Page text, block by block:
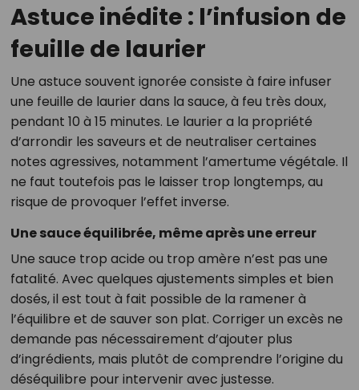
Astuce inédite : l’infusion de
feuille de laurier
Une astuce souvent ignorée consiste à faire infuser
une feuille de laurier dans la sauce, à feu très doux,
pendant 10 à 15 minutes. Le laurier a la propriété
d’arrondir les saveurs et de neutraliser certaines
notes agressives, notamment l’amertume végétale. Il
ne faut toutefois pas le laisser trop longtemps, au
risque de provoquer l’effet inverse.
Une sauce équilibrée, même après une erreur
Une sauce trop acide ou trop amère n’est pas une
fatalité. Avec quelques ajustements simples et bien
dosés, il est tout à fait possible de la ramener à
l’équilibre et de sauver son plat. Corriger un excès ne
demande pas nécessairement d’ajouter plus
d’ingrédients, mais plutôt de comprendre l’origine du
déséquilibre pour intervenir avec justesse.